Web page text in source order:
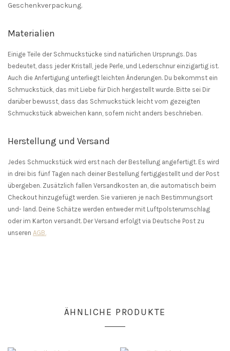
Geschenkverpackung.
Materialien
Einige Teile der Schmuckstücke sind natürlichen Ursprungs. Das
bedeutet, dass jeder Kristall, jede Perle, und Lederschnur einzigartig ist.
Auch die Anfertigung unterliegt leichten Änderungen. Du bekommst ein
Schmuckstück, das mit Liebe für Dich hergestellt wurde. Bitte sei Dir
darüber bewusst, dass das Schmuckstück leicht vom gezeigten
Schmuckstück abweichen kann, sofern nicht anders beschrieben.
Herstellung und Versand
Jedes Schmuckstück wird erst nach der Bestellung angefertigt. Es wird
in drei bis fünf Tagen nach deiner Bestellung fertiggestellt und der Post
übergeben. Zusätzlich fallen Versandkosten an, die automatisch beim
Checkout hinzugefügt werden. Sie variieren je nach Bestimmungsort
und- land. Deine Schätze werden entweder mit Luftpolsterumschlag
oder im Karton versandt. Der Versand erfolgt via Deutsche Post zu
unseren AGB.
ÄHNLICHE PRODUKTE